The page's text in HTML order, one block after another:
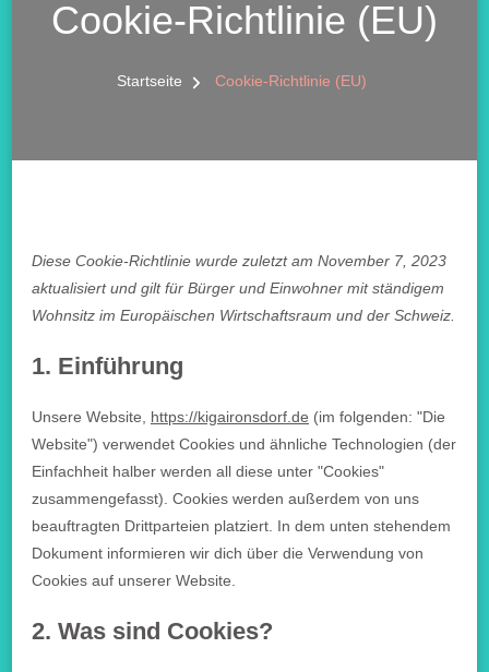
Cookie-Richtlinie (EU)
Startseite Cookie-Richtlinie (EU)
Diese Cookie-Richtlinie wurde zuletzt am November 7, 2023
aktualisiert und gilt für Bürger und Einwohner mit ständigem
Wohnsitz im Europäischen Wirtschaftsraum und der Schweiz.
1. Einführung
Unsere Website, https://kigaironsdorf.de (im folgenden: "Die
Website") verwendet Cookies und ähnliche Technologien (der
Einfachheit halber werden all diese unter "Cookies"
zusammengefasst). Cookies werden außerdem von uns
beauftragten Drittparteien platziert. In dem unten stehendem
Dokument informieren wir dich über die Verwendung von
Cookies auf unserer Website.
2. Was sind Cookies?